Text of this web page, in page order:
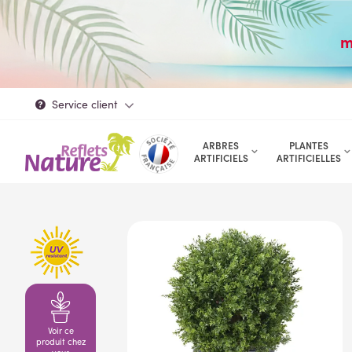
Service client
ARBRES
ARTIFICIELS
PLANTES
ARTIFICIELLES
Voir ce
produit chez